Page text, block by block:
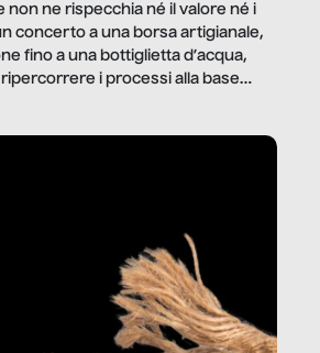
ne rispecchia né il valore né i
concerto a una borsa artigianale,
fino a una bottiglietta d’acqua,
i processi alla base
servizi che fanno la nostra vita